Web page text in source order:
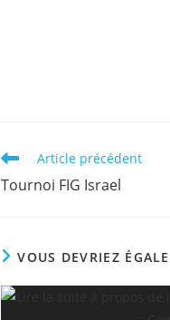
Article précédent
Tournoi FIG Israel
VOUS DEVRIEZ